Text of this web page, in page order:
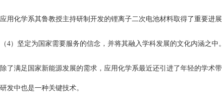
应用化学系其鲁教授主持研制开发的锂离子二次电池材料取得了重要进
（4）坚定为国家需要服务的信念，并将其融入学科发展的文化内涵之中
除了满足国家新能源发展的需求，应用化学系最近还引进了年轻的学
研发中也是一种关键技术。